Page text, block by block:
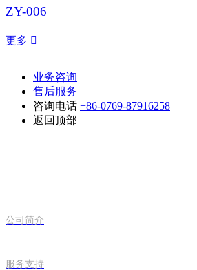
ZY-006
更多 
业务咨询
售后服务
咨询电话 +86-0769-87916258
返回顶部
公司简介
服务支持